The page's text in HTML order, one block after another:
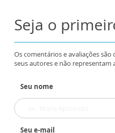
Seja o
Os comentários e avaliações
seus autores e não representam
Seu nome
Seu e-mail